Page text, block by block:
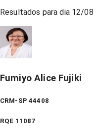
Resultados para dia 12/08
Fumiyo Alice Fujiki
CRM-SP 44408
RQE 11087